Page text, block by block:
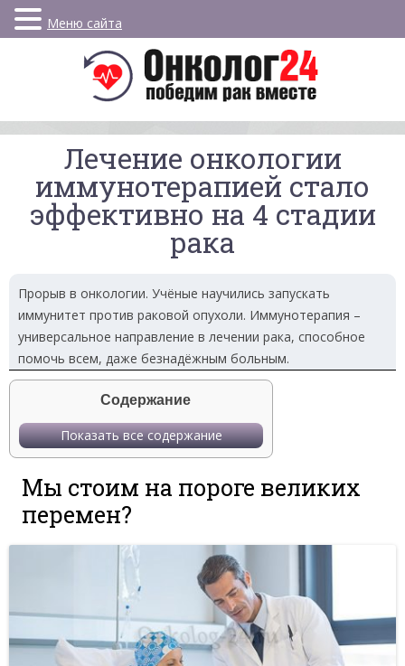
Лечение онкологии
иммунотерапией стало
эффективно на 4 стадии
рака
Прорыв в онкологии. Учёные научились запускать
иммунитет против раковой опухоли. Иммунотерапия –
универсальное направление в лечении рака, способное
помочь всем, даже безнадёжным больным.
Содержание
Показать все содержание
Мы стоим на пороге великих
перемен?
Меню сайта